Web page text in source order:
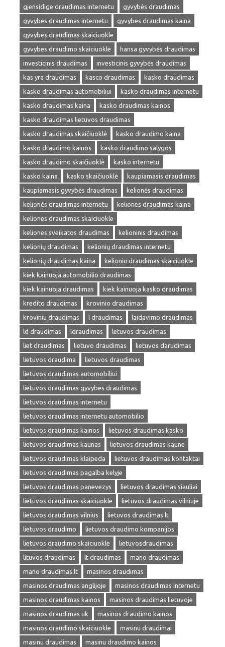
gjensidige draudimas internetu
gyvybės draudimas
gyvybes draudimas internetu
gyvybes draudimas kaina
gyvybes draudimas skaiciuokle
gyvybes draudimo skaiciuokle
hansa gyvybės draudimas
investicinis draudimas
investicinis gyvybės draudimas
kas yra draudimas
kasco draudimas
kasko draudimas
kasko draudimas automobiliui
kasko draudimas internetu
kasko draudimas kaina
kasko draudimas kainos
kasko draudimas lietuvos draudimas
kasko draudimas skaičiuoklė
kasko draudimo kaina
kasko draudimo kainos
kasko draudimo salygos
kasko draudimo skaičiuoklė
kasko internetu
kasko kaina
kasko skaičiuoklė
kaupiamasis draudimas
kaupiamasis gyvybės draudimas
kelionės draudimas
kelionės draudimas internetu
keliones draudimas kaina
keliones draudimas skaiciuokle
keliones sveikatos draudimas
kelioninis draudimas
kelionių draudimas
kelionių draudimas internetu
kelionių draudimas kaina
kelioniu draudimas skaiciuokle
kiek kainuoja automobilio draudimas
kiek kainuoja draudimas
kiek kainuoja kasko draudimas
kredito draudimas
krovinio draudimas
kroviniu draudimas
l draudimas
laidavimo draudimas
ld draudimas
ldraudimas
letuvos draudimas
liet draudimas
lietuvo draudimas
lietuvos darudimas
lietuvos draudima
lietuvos draudimas
lietuvos draudimas automobiliui
lietuvos draudimas gyvybes draudimas
lietuvos draudimas internetu
lietuvos draudimas internetu automobilio
lietuvos draudimas kainos
lietuvos draudimas kasko
lietuvos draudimas kaunas
lietuvos draudimas kaune
lietuvos draudimas klaipeda
lietuvos draudimas kontaktai
lietuvos draudimas pagalba kelyje
lietuvos draudimas panevezys
lietuvos draudimas siauliai
lietuvos draudimas skaiciuokle
lietuvos draudimas vilniuje
lietuvos draudimas vilnius
lietuvos draudimas.lt
lietuvos draudimo
lietuvos draudimo kompanijos
lietuvos draudimo skaiciuokle
lietuvosdraudimas
lituvos draudimas
lt draudimas
mano draudimas
mano draudimas.lt
masinos draudimas
masinos draudimas anglijoje
masinos draudimas internetu
masinos draudimas kainos
masinos draudimas lietuvoje
masinos draudimas uk
masinos draudimo kainos
masinos draudimo skaiciuokle
masinu draudimai
masinu draudimas
masinu draudimo kainos